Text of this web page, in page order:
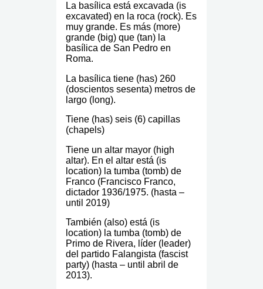
La basílica está excavada (is
excavated) en la roca (rock). Es
muy grande. Es más (more)
grande (big) que (tan) la
basílica de San Pedro en
Roma.
La basílica tiene (has) 260
(doscientos sesenta) metros de
largo (long).
Tiene (has) seis (6) capillas
(chapels)
Tiene un altar mayor (high
altar). En el altar está (is
location) la tumba (tomb) de
Franco (Francisco Franco,
dictador 1936/1975. (hasta –
until 2019)
También (also) está (is
location) la tumba (tomb) de
Primo de Rivera, líder (leader)
del partido Falangista (fascist
party) (hasta – until abril de
2013).